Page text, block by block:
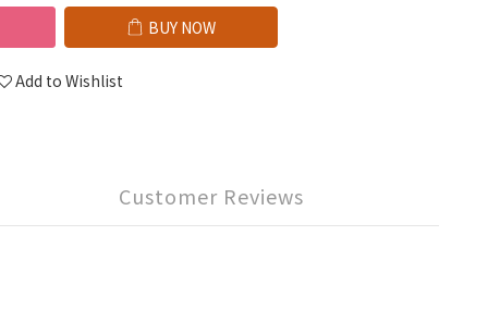
BUY NOW
Add to Wishlist
Customer Reviews